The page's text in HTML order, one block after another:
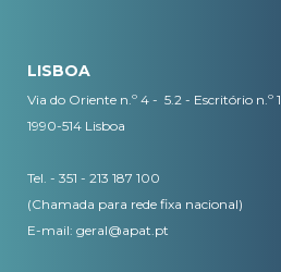
LISBOA
Via do Oriente n.º 4 - 5.2 - Escritório n.º 1
1990-514 Lisboa
Tel. - 351 - 213 187 100
(Chamada para rede fixa nacional)
E-mail: geral@apat.pt